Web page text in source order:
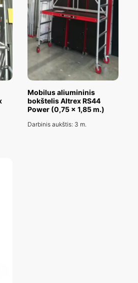
Mobilus aliumininis
bokštelis Altrex RS44
Power (0,75 x 1,85 m.)
Darbinis aukštis: 3 m.